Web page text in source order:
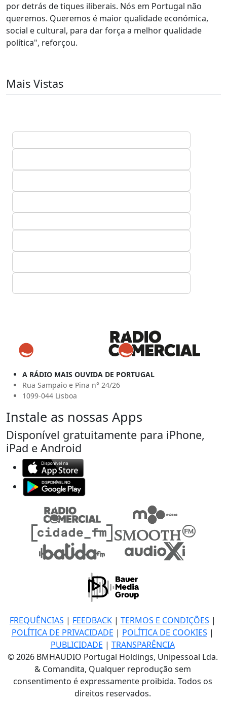
por detrás de tiques iliberais. Nós em Portugal não
queremos. Queremos é maior qualidade económica,
social e cultural, para dar força a melhor qualidade
política", reforçou.
Mais Vistas
A RÁDIO MAIS OUVIDA DE PORTUGAL
Rua Sampaio e Pina n° 24/26
1099-044 Lisboa
Instale as nossas Apps
Disponível gratuitamente para iPhone,
iPad e Android
FREQUÊNCIAS | FEEDBACK| TERMOS E CONDIÇÕES |
POLÍTICA DE PRIVACIDADE | POLÍTICA DE COOKIES |
PUBLICIDADE | TRANSPARÊNCIA
© 2026 BMHAUDIO Portugal Holdings, Unipessoal Lda.
& Comandita, Qualquer reprodução sem
consentimento é expressamente proibida. Todos os
direitos reservados.